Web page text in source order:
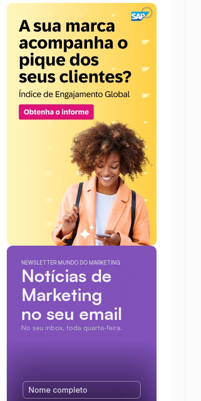
NEWSLETTER MUNDO DO MARKETING
Notícias de
Marketing
no seu email
No seu inbox, toda quarta-feira.